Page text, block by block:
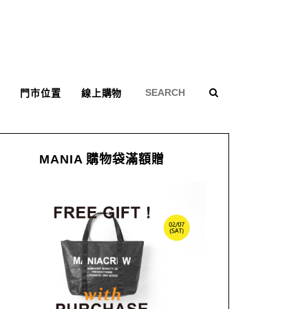
門市位置 線上購物
MANIA 購物袋滿額贈